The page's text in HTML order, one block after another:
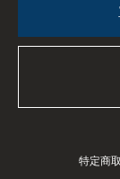
特定商